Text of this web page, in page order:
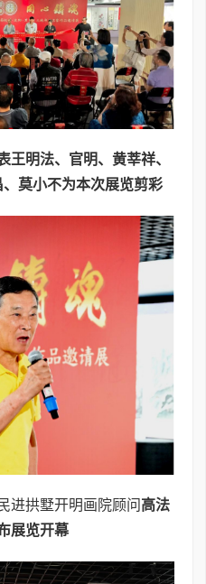
王明法、官明、黄莘祥、
莫小不为本次展览剪彩
民进拱墅开明画院顾问 高法
展览开幕